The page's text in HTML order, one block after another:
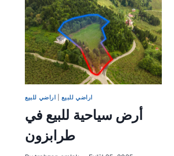
بحيرة
سيرا
جول
الارض
1.394
متر
مربع
اراضي للبيع اراضي للبيع
أرض سياحية للبيع في
طرابزون